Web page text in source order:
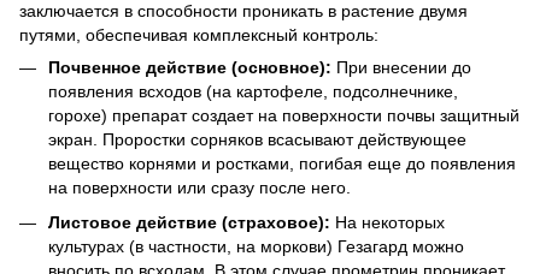
заключается в способности проникать в растение двумя
путями, обеспечивая комплексный контроль:
Почвенное действие (основное): При внесении до
появления всходов (на картофеле, подсолнечнике,
горохе) препарат создает на поверхности почвы защитный
экран. Проростки сорняков всасывают действующее
вещество корнями и ростками, погибая еще до появления
на поверхности или сразу после него.
Листовое действие (страховое): На некоторых
культурах (в частности, на моркови) Гезагард можно
вносить по всходам. В этом случае прометрин проникает